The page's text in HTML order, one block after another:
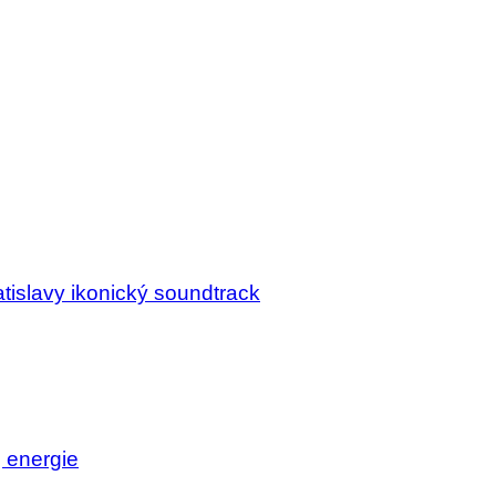
ikonický soundtrack
energie